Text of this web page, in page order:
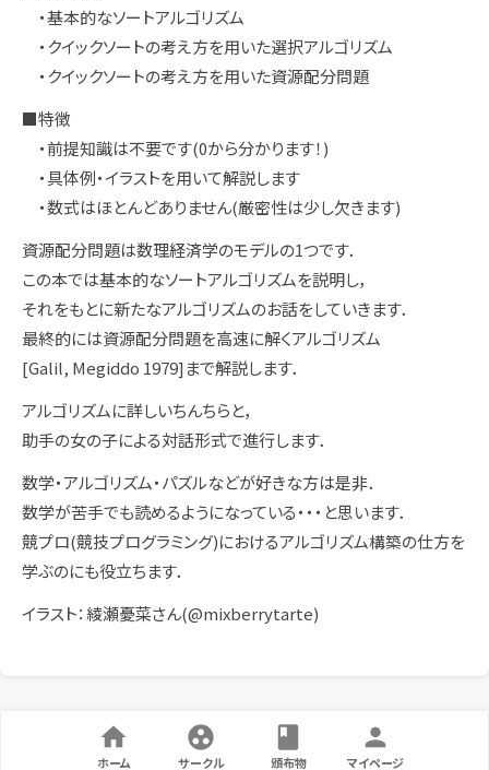
・基本的なソートアルゴリズム
・クイックソートの考え方を用いた選択アルゴリズム
・クイックソートの考え方を用いた資源配分問題
■特徴
・前提知識は不要です(0から分かります！)
・具体例・イラストを用いて解説します
・数式はほとんどありません(厳密性は少し欠きます)
資源配分問題は数理経済学のモデルの1つです．
この本では基本的なソートアルゴリズムを説明し，
それをもとに新たなアルゴリズムのお話をしていきます．
最終的には資源配分問題を高速に解くアルゴリズム
[Galil, Megiddo 1979]まで解説します．
アルゴリズムに詳しいちんちらと，
助手の女の子による対話形式で進行します．
数学・アルゴリズム・パズルなどが好きな方は是非．
数学が苦手でも読めるようになっている・・・と思います．
競プロ(競技プログラミング)におけるアルゴリズム構築の仕方を
学ぶのにも役立ちます．
イラスト：綾瀬憂菜さん(@mixberrytarte)
ホーム サークル 頒布物 マイページ